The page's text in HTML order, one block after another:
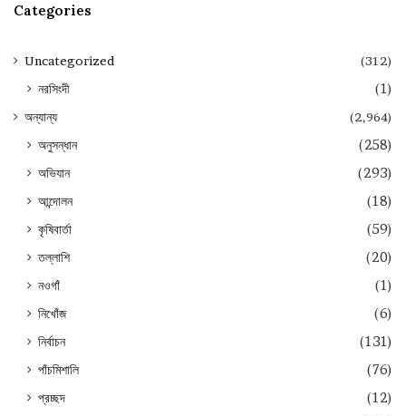
Categories
Uncategorized (312)
নরসিংদী (1)
অন্যান্য (2,964)
অনুসন্ধান
(258)
অভিযান
(293)
আন্দোলন
(18)
কৃষিবার্তা
(59)
তল্লাশি
(20)
নওগাঁ
(1)
নিখোঁজ
(6)
নির্বাচন
(131)
পাঁচমিশালি
(76)
প্রচ্ছদ
(12)